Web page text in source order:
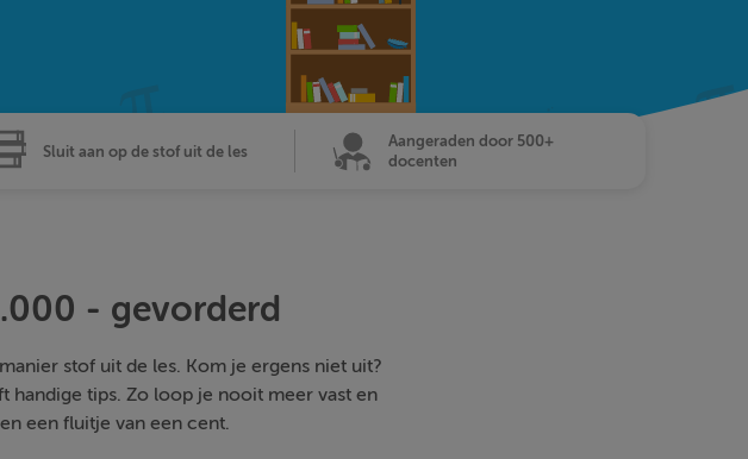
Sluit aan op de stof uit de les
Aangeraden door 500+
docenten
- gevorderd
stof uit de les. Kom je ergens niet uit?
handige tips. Zo loop je nooit meer vast en
een fluitje van een cent.